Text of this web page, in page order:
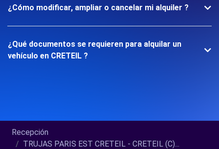
¿Cómo modificar, ampliar o cancelar mi alquiler ?
¿Qué documentos se requieren para alquilar un
vehículo en CRETEIL ?
Recepción
TRUJAS PARIS EST CRETEIL - CRETEIL (C)...